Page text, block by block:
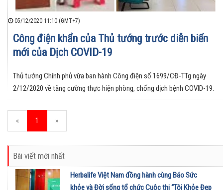
05/12/2020 11:10 (GMT+7)
Công điện khẩn của Thủ tướng trước diễn biến
mới của Dịch COVID-19
Thủ tướng Chính phủ vừa ban hành Công điện số 1699/CĐ-TTg ngày
2/12/2020 về tăng cường thực hiện phòng, chống dịch bệnh COVID-19.
« 1 »
Bài viết mới nhất
Herbalife Việt Nam đồng hành cùng Báo Sức
khỏe và Đời sống tổ chức Cuộc thi “Tôi Khỏe Đẹp